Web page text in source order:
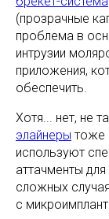
(прозрачные
проблема в
интрузии
приложения,
обеспечить.
Хотя... нет, не
элайнеры тоже
используют
аттачменты
сложных
с